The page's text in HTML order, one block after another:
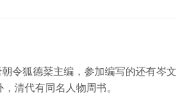
狐德棻主编，参加编写的还有岑
清代有同名人物周书。